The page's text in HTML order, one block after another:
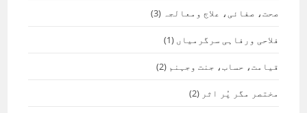
صحت، صفائی، علاج ومعالجہ (3)
فلاحی ورفاہی سرگرمیاں (1)
قیامت، حساب، جنت وجہنم (2)
مختصر مگر پُر اثر (2)